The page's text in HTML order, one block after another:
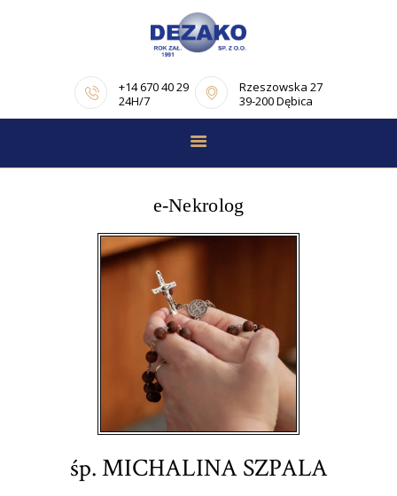
+14 670 40 29
24H/7
Rzeszowska 27
39-200 Dębica
STRONA GŁÓWNA
OFERTA
PORADNIK
POGRZEBOWY
OPINIE
KONTAKT
e-Nekrolog
śp. MICHALINA SZPALA